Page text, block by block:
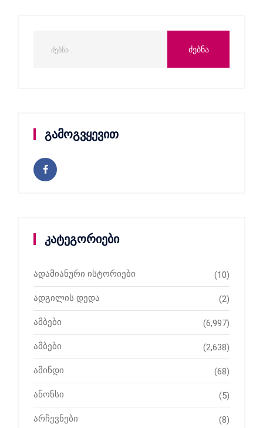
გამოგვყევით
კატეგორიები
ადამიანური ისტორიები (10)
ადგილის დედა (2)
ამბები (6,997)
ამბები (2,638)
ამინდი (68)
ანონსი (5)
არჩევნები (8)